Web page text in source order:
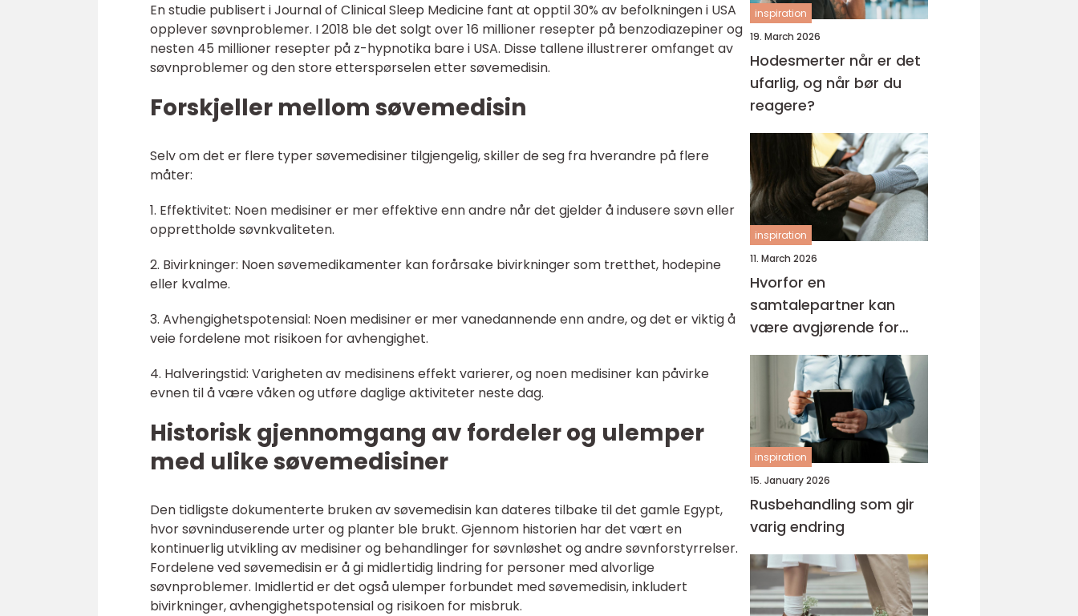
En studie publisert i Journal of Clinical Sleep Medicine fant at opptil 30% av befolkningen i USA
opplever søvnproblemer. I 2018 ble det solgt over 16 millioner resepter på benzodiazepiner og
nesten 45 millioner resepter på z-hypnotika bare i USA. Disse tallene illustrerer omfanget av
søvnproblemer og den store etterspørselen etter søvemedisin.
Forskjeller mellom søvemedisin
Selv om det er flere typer søvemedisiner tilgjengelig, skiller de seg fra hverandre på flere
måter:
1. Effektivitet: Noen medisiner er mer effektive enn andre når det gjelder å indusere søvn eller
opprettholde søvnkvaliteten.
2. Bivirkninger: Noen søvemedikamenter kan forårsake bivirkninger som tretthet, hodepine
eller kvalme.
3. Avhengighetspotensial: Noen medisiner er mer vanedannende enn andre, og det er viktig å
veie fordelene mot risikoen for avhengighet.
4. Halveringstid: Varigheten av medisinens effekt varierer, og noen medisiner kan påvirke
evnen til å være våken og utføre daglige aktiviteter neste dag.
Historisk gjennomgang av fordeler og ulemper
med ulike søvemedisiner
Den tidligste dokumenterte bruken av søvemedisin kan dateres tilbake til det gamle Egypt,
hvor søvninduserende urter og planter ble brukt. Gjennom historien har det vært en
kontinuerlig utvikling av medisiner og behandlinger for søvnløshet og andre søvnforstyrrelser.
Fordelene ved søvemedisin er å gi midlertidig lindring for personer med alvorlige
søvnproblemer. Imidlertid er det også ulemper forbundet med søvemedisin, inkludert
bivirkninger, avhengighetspotensial og risikoen for misbruk.
inspiration
19. March 2026
Hodesmerter når er det
ufarlig, og når bør du
reagere?
inspiration
11. March 2026
Hvorfor en
samtalepartner kan
være avgjørende for
hverdagsmestring
inspiration
15. January 2026
Rusbehandling som gir
varig endring